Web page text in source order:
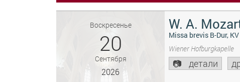
Воскресенье
20
Сентября
2026
W. A.
Missa brevis B-Dur,
Wiener Hofburgkapelle
детали